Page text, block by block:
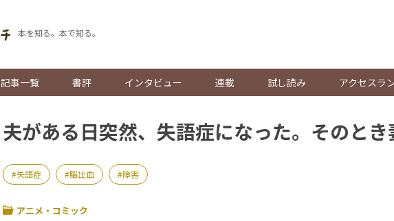
本を知る。本で知る。
記事一覧 書評 インタビュー 連載 試し読み アクセスラ
夫がある日突然、失語症になった。そのとき
失語症 脳出血 障害
アニメ・コミック